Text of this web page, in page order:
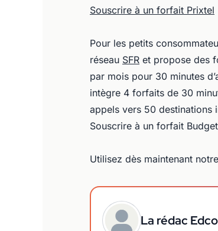
Souscrire à un forfait Prixtel
Pour les petits
réseau SFR et propose des
par mois pour 30 minutes
intègre 4 forfaits de 30
appels vers 50 destinations
Souscrire à un forfait
Utilisez dès maintenant
La rédac